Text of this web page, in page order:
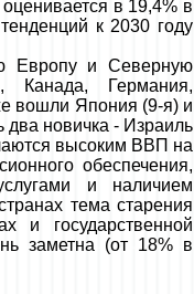
в 19,4% в
к 2030 году
Европу и Северную
Канада, Германия,
вошли Япония (9-я) и
два новичка - Израиль
высоким ВВП на
обеспечения,
и наличием
тема старения
и государственной
заметна (от 18% в